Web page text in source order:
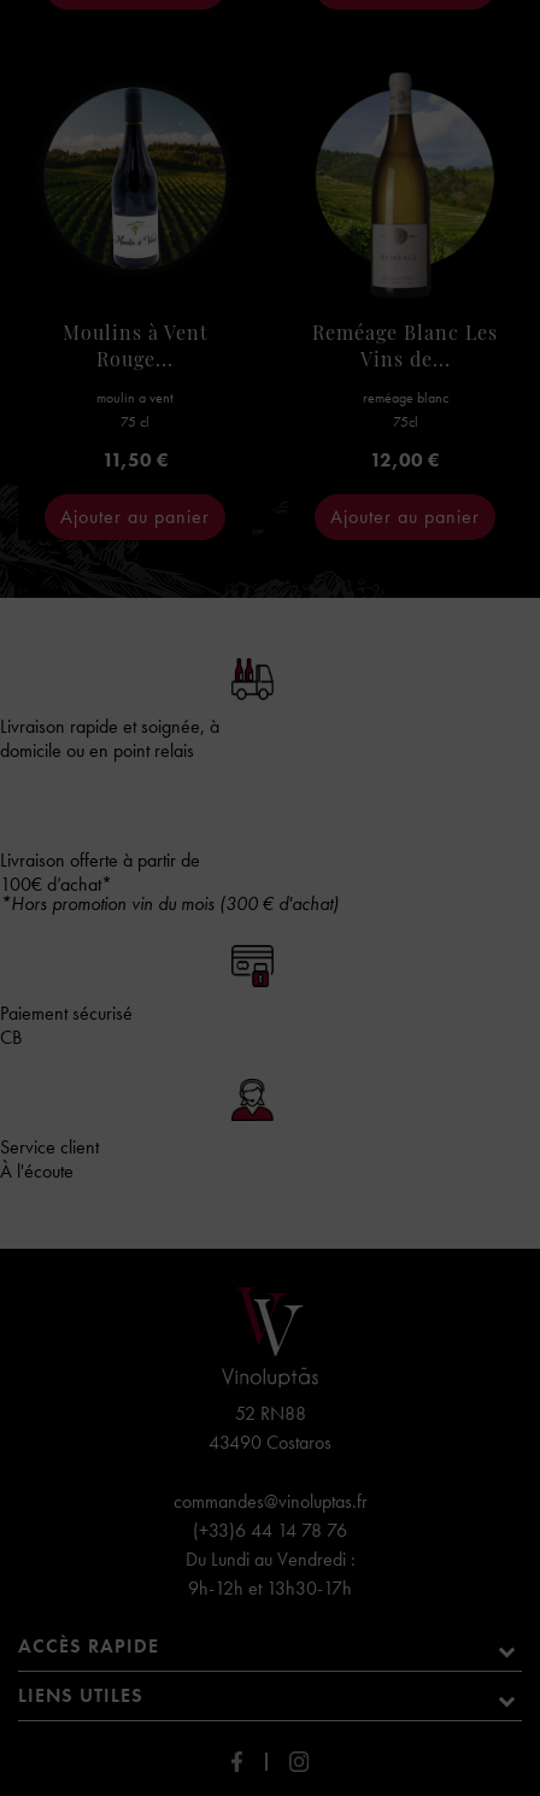
Moulins à Vent
Rouge...
moulin a vent
75 cl
Prix
11,50 €
Ajouter au panier
Reméage Blanc Les
Vins de...
reméage blanc
75cl
Prix
12,00 €
Ajouter au panier
Livraison rapide et soignée, à
domicile ou en point relais
Livraison offerte à partir de
100€ d’achat*
*Hors promotion vin du mois (300 € d'achat)
Paiement sécurisé
CB
Service client
À l'écoute
52 RN88
43490 Costaros
commandes@vinoluptas.fr
(+33)6 44 14 78 76
Du Lundi au Vendredi :
9h-12h et 13h30-17h
ACCÈS RAPIDE
LIENS UTILES